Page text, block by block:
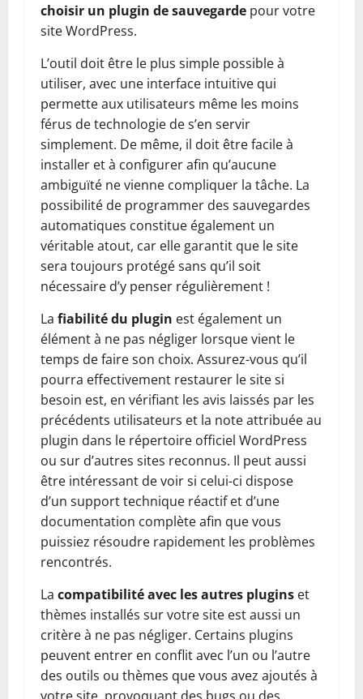
choisir un plugin de sauvegarde pour votre
site WordPress.
L’outil doit être le plus simple possible à
utiliser, avec une interface intuitive qui
permette aux utilisateurs même les moins
férus de technologie de s’en servir
simplement. De même, il doit être facile à
installer et à configurer afin qu’aucune
ambiguïté ne vienne compliquer la tâche. La
possibilité de programmer des sauvegardes
automatiques constitue également un
véritable atout, car elle garantit que le site
sera toujours protégé sans qu’il soit
nécessaire d’y penser régulièrement !
La fiabilité du plugin est également un
élément à ne pas négliger lorsque vient le
temps de faire son choix. Assurez-vous qu’il
pourra effectivement restaurer le site si
besoin est, en vérifiant les avis laissés par les
précédents utilisateurs et la note attribuée au
plugin dans le répertoire officiel WordPress
ou sur d’autres sites reconnus. Il peut aussi
être intéressant de voir si celui-ci dispose
d’un support technique réactif et d’une
documentation complète afin que vous
puissiez résoudre rapidement les problèmes
rencontrés.
La compatibilité avec les autres plugins et
thèmes installés sur votre site est aussi un
critère à ne pas négliger. Certains plugins
peuvent entrer en conflit avec l’un ou l’autre
des outils ou thèmes que vous avez ajoutés à
votre site, provoquant des bugs ou des